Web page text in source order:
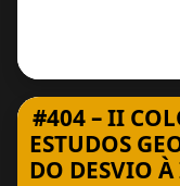
#404 – II
ESTUDOS
DO DESVIO